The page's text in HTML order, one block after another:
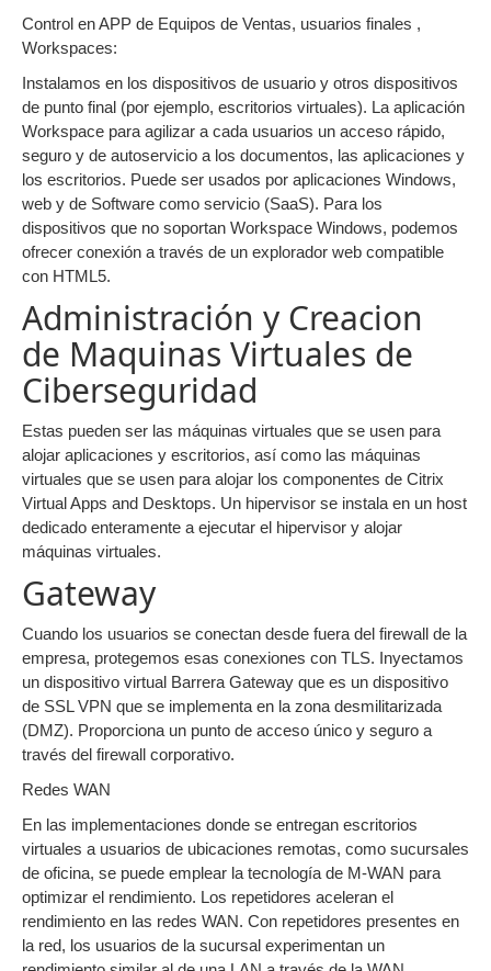
Control en APP de Equipos de Ventas, usuarios finales ,
Workspaces:
Instalamos en los dispositivos de usuario y otros dispositivos
de punto final (por ejemplo, escritorios virtuales). La aplicación
Workspace para agilizar a cada usuarios un acceso rápido,
seguro y de autoservicio a los documentos, las aplicaciones y
los escritorios. Puede ser usados por aplicaciones Windows,
web y de Software como servicio (SaaS). Para los
dispositivos que no soportan Workspace Windows, podemos
ofrecer conexión a través de un explorador web compatible
con HTML5.
Administración y Creacion
de Maquinas Virtuales de
Ciberseguridad
Estas pueden ser las máquinas virtuales que se usen para
alojar aplicaciones y escritorios, así como las máquinas
virtuales que se usen para alojar los componentes de Citrix
Virtual Apps and Desktops. Un hipervisor se instala en un host
dedicado enteramente a ejecutar el hipervisor y alojar
máquinas virtuales.
Gateway
Cuando los usuarios se conectan desde fuera del firewall de la
empresa, protegemos esas conexiones con TLS. Inyectamos
un dispositivo virtual Barrera Gateway que es un dispositivo
de SSL VPN que se implementa en la zona desmilitarizada
(DMZ). Proporciona un punto de acceso único y seguro a
través del firewall corporativo.
Redes WAN
En las implementaciones donde se entregan escritorios
virtuales a usuarios de ubicaciones remotas, como sucursales
de oficina, se puede emplear la tecnología de M-WAN para
optimizar el rendimiento. Los repetidores aceleran el
rendimiento en las redes WAN. Con repetidores presentes en
la red, los usuarios de la sucursal experimentan un